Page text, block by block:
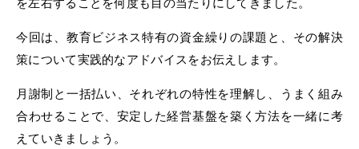
今回は、教育ビジネス特有の資金繰りの課題と、その解決
策について実践的なアドバイスをお伝えします。
月謝制と一括払い、それぞれの特性を理解し、うまく組み
合わせることで、安定した経営基盤を築く方法を一緒に考
えていきましょう。